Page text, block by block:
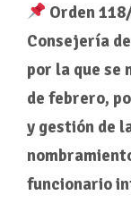
Orden
Consejería
por la que se
de febrero,
y gestión de
funcionario